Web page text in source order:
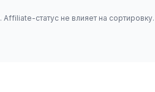
. Affiliate-статус не влияет на сортировку.